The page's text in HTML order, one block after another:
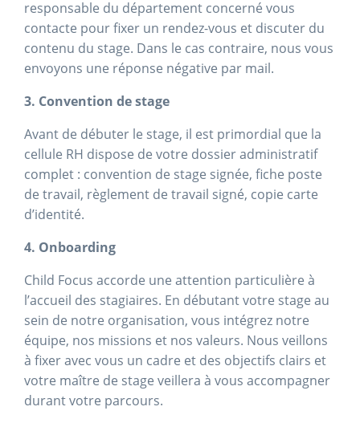
responsable du département concerné vous
contacte pour fixer un rendez-vous et discuter du
contenu du stage. Dans le cas contraire, nous vous
envoyons une réponse négative par mail.
3. Convention de stage
Avant de débuter le stage, il est primordial que la
cellule RH dispose de votre dossier administratif
complet : convention de stage signée, fiche poste
de travail, règlement de travail signé, copie carte
d’identité.
4. Onboarding
Child Focus accorde une attention particulière à
l’accueil des stagiaires. En débutant votre stage au
sein de notre organisation, vous intégrez notre
équipe, nos missions et nos valeurs. Nous veillons
à fixer avec vous un cadre et des objectifs clairs et
votre maître de stage veillera à vous accompagner
durant votre parcours.